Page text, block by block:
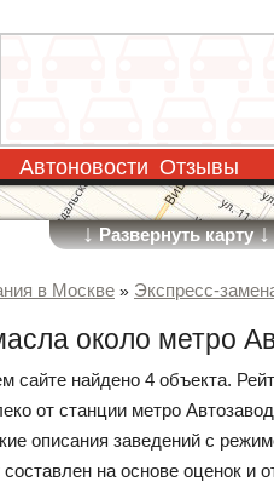
Автоновости Отзывы
↓Развернуть карту↓
в Москве » Экспресс-
около метро
сайте найдено 4 объекта.
от станции метро
описания заведений с
на основе оценок и